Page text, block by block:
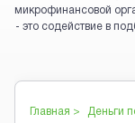
микрофинансовой
- это содействие в
Главная > Деньги